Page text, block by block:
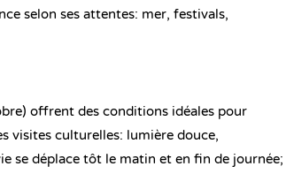
selon ses attentes: mer, festivals,
offrent des conditions idéales pour
visites culturelles: lumière douce,
se déplace tôt le matin et en fin de journée;